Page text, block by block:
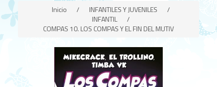
Inicio / INFANTILES Y JUVENILES
/
INFANTIL
/
COMPAS 10. LOS COMPAS Y EL FIN DEL MUTIV